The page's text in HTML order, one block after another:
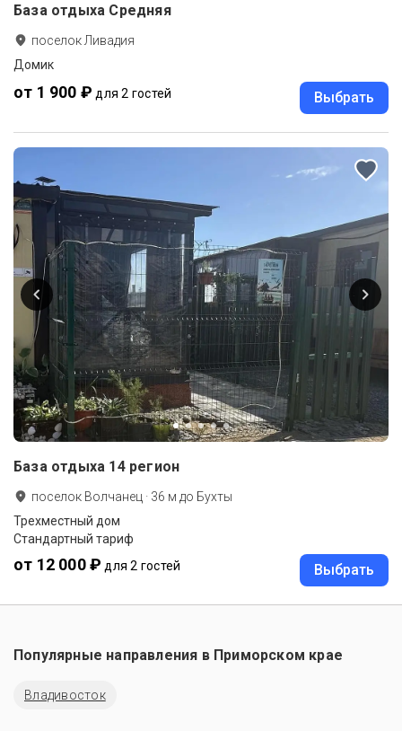
База отдыха Средняя
поселок Ливадия
Домик
от 1 900 ₽ для 2 гостей Выбрать
База отдыха 14 регион
поселок Волчанец · 36 м до Бухты
Трехместный дом
Стандартный тариф
от 12 000 ₽ для 2 гостей Выбрать
Популярные направления в Приморском крае
Владивосток